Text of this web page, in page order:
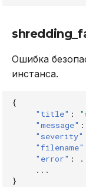
Ошибка
инстанса.
{
"title" :
"message" :
"severity"
"filename"
"error" :
...
}